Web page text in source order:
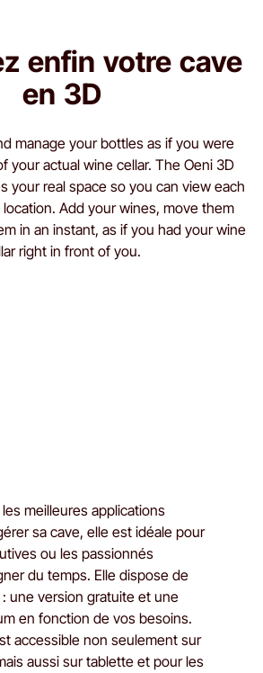
enfin votre cave
en 3D
manage your bottles as if you were
your actual wine cellar. The Oeni 3D
your real space so you can view each
Add your wines, move them
in an instant, as if you had your wine
right in front of you.
meilleures applications
sa cave, elle est idéale pour
ou les passionnés
du temps. Elle dispose de
une version gratuite et une
en fonction de vos besoins.
accessible non seulement sur
aussi sur tablette et pour les